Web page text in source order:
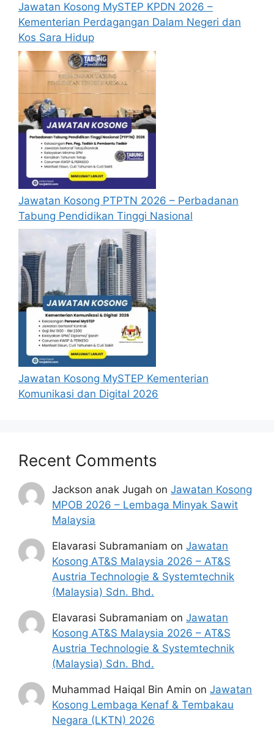
Jawatan Kosong MySTEP KPDN 2026 –
Kementerian Perdagangan Dalam Negeri dan
Kos Sara Hidup
Jawatan Kosong PTPTN 2026 – Perbadanan
Tabung Pendidikan Tinggi Nasional
Jawatan Kosong MySTEP Kementerian
Komunikasi dan Digital 2026
Recent Comments
Jackson anak Jugah onJawatan Kosong
MPOB 2026 – Lembaga Minyak Sawit
Malaysia
Elavarasi Subramaniam onJawatan
Kosong AT&S Malaysia 2026 – AT&S
Austria Technologie & Systemtechnik
(Malaysia) Sdn. Bhd.
Elavarasi Subramaniam onJawatan
Kosong AT&S Malaysia 2026 – AT&S
Austria Technologie & Systemtechnik
(Malaysia) Sdn. Bhd.
Muhammad Haiqal Bin Amin onJawatan
Kosong Lembaga Kenaf & Tembakau
Negara (LKTN) 2026